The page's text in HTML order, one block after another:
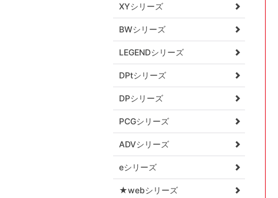
XYシリーズ
BWシリーズ
LEGENDシリーズ
DPtシリーズ
DPシリーズ
PCGシリーズ
ADVシリーズ
eシリーズ
★webシリーズ